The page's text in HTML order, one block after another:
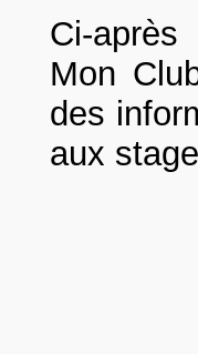
Ci-après
Mon
des
aux